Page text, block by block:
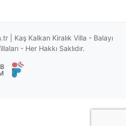
| Kaş Kalkan Kiralık Villa - Balayı
- Her Hakkı Saklıdır.